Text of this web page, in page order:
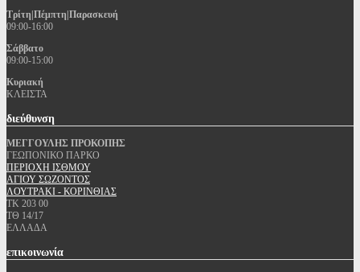
Τρίτη|Πέμπτη|Παρασκευή
09:00-16:00
Σάββατο
09:00-15:00
Κυριακή
ΚΛΕΙΣΤΑ
διεύθυνση
ΜΕΓΓΟΥΛΗΣ ΠΡΟΚΟΠΗΣ
ΓΕΩΠΟΝΙΚΟ ΠΑΡΚΟ
ΠΕΡΙΟΧΗ ΙΣΘΜΟΥ
ΑΓΙΟΥ ΣΩΖΟΝΤΟΣ
ΛΟΥΤΡΑΚΙ - ΚΟΡΙΝΘΙΑΣ
ΤΚ 203 00
ΤΘ 14/17
ΕΛΛΑΔΑ
επικοινωνία